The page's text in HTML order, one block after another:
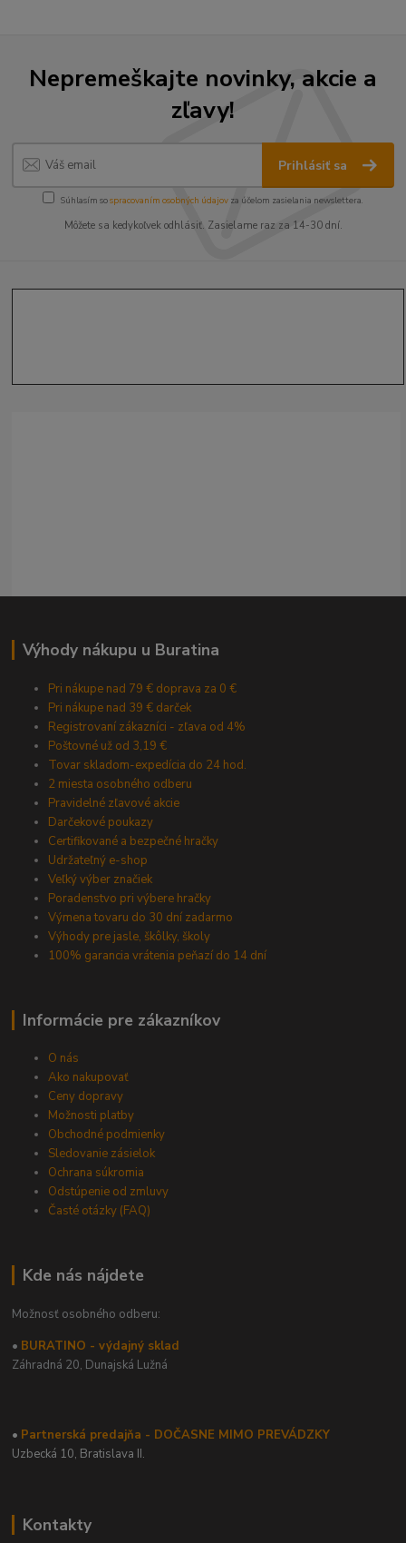
Nepremeškajte novinky, akcie a
zľavy!
Prihlásiť sa
Súhlasím sospracovaním osobných údajov za účelom zasielania newslettera.
Môžete sa kedykoľvek odhlásiť. Zasielame raz za 14-30 dní.
Výhody nákupu u Buratina
Pri nákupe nad 79 € doprava za 0 €
Pri nákupe nad 39 € darček
Registrovaní zákazníci - zľava od 4%
Poštovné už od 3,19 €
Tovar skladom-expedícia do 24 hod.
2 miesta osobného odberu
Pravidelné zľavové akcie
Darčekové poukazy
Certifikované a bezpečné hračky
Udržateľný e-shop
Veľký výber značiek
Poradenstvo pri výbere hračky
Výmena tovaru do 30 dní zadarmo
Výhody pre jasle, škôlky, školy
100% garancia vrátenia peňazí do 14 dní
Informácie pre zákazníkov
O nás
Ako nakupovať
Ceny dopravy
Možnosti platby
Obchodné podmienky
Sledovanie zásielok
Ochrana súkromia
Odstúpenie od zmluvy
Časté otázky (FAQ)
Kde nás nájdete
Možnosť osobného odberu:
• BURATINO - výdajný sklad
Záhradná 20, Dunajská Lužná
• Partnerská predajňa - DOČASNE MIMO PREVÁDZKY
Uzbecká 10, Bratislava II.
Kontakty